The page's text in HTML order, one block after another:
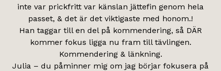
inte var prickfritt var känslan jättefin genom hela
passet, & det är det viktigaste med honom.!
Han taggar till en del på kommendering, så DÄR
kommer fokus ligga nu fram till tävlingen.
Kommendering & länkning.
Julia – du påminner mig om jag börjar fokusera på